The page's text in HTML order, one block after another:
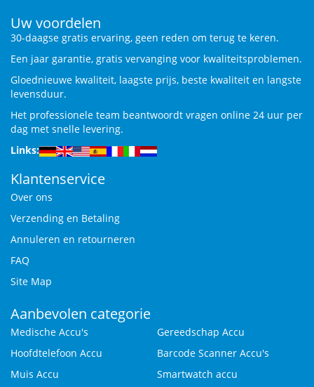
Uw voordelen
30-daagse gratis ervaring, geen reden om terug te keren.
Een jaar garantie, gratis vervanging voor kwaliteitsproblemen.
Gloednieuwe kwaliteit, laagste prijs, beste kwaliteit en langste
levensduur.
Het professionele team beantwoordt vragen online 24 uur per
dag met snelle levering.
Links:
Klantenservice
Over ons
Verzending en Betaling
Annuleren en retourneren
FAQ
Site Map
Aanbevolen categorie
Medische Accu's
Gereedschap Accu
Hoofdtelefoon Accu
Barcode Scanner Accu's
Muis Accu
Smartwatch accu